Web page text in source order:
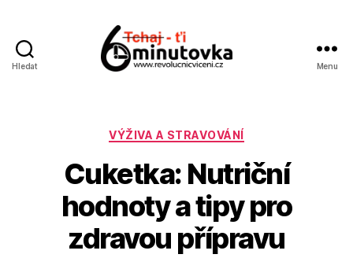
Hledat Menu
Rubriky
VÝŽIVA A STRAVOVÁNÍ
Cuketka: Nutriční
hodnoty a tipy pro
zdravou přípravu